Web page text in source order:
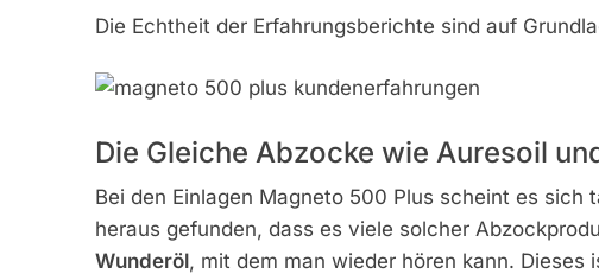
Die Echtheit der Erfahrungsberichte sind auf
Die Gleiche Abzocke wie Auresoil
Bei den Einlagen Magneto 500 Plus scheint es
heraus gefunden, dass es viele solcher
Wunderöl, mit dem man wieder hören kann. Dieses